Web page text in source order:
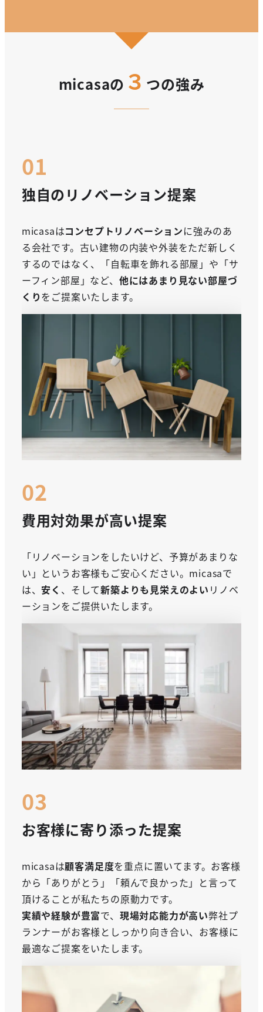
micasaの ３ つの強み
独自のリノベーション提案
micasaはコンセプトリノベーションに強みのあ
る会社です。古い建物の内装や外装をただ新しく
するのではなく、「自転車を飾れる部屋」や「サ
ーフィン部屋」など、 他にはあまり見ない部屋づ
くりをご提案いたします。
費用対効果が高い提案
「リノベーションをしたいけど、予算があまりな
い」というお客様もご安心ください。micasaで
は、安く 、そして新築よりも見栄えのよい リノベ
ーションをご提供いたします。
お客様に寄り添った提案
micasaは顧客満足度を重点に置いてます。お客様
から「ありがとう」「頼んで良かった」と言って
頂けることが私たちの原動力です。
実績や経験が豊富で、 現場対応能力が高い弊社プ
ランナーがお客様としっかり向き合い、お客様に
最適なご提案をいたします。